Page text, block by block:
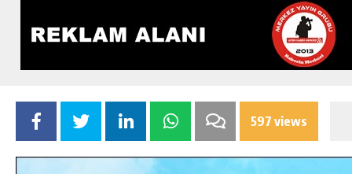
597 views